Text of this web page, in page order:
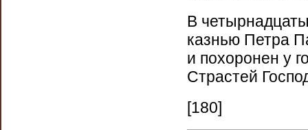
В
казнью Петра
и похоронен у
Страстей
[180]